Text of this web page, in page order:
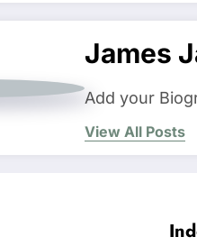
James
Add your
View All Posts